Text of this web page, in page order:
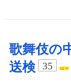
歌舞伎の
送検
35